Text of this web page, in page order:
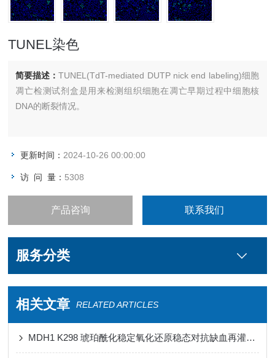
TUNEL染色
简要描述：TUNEL(TdT-mediated DUTP nick end labeling)细胞
凋亡检测试剂盒是用来检测组织细胞在凋亡早期过程中细胞核
DNA的断裂情况。
更新时间： 2024-10-26 00:00:00
访 问 量： 5308
产品咨询 联系我们
服务分类
相关文章 RELATED ARTICLES
MDH1 K298 琥珀酰化稳定氧化还原稳态对抗缺血再灌注损伤心肌铁死亡